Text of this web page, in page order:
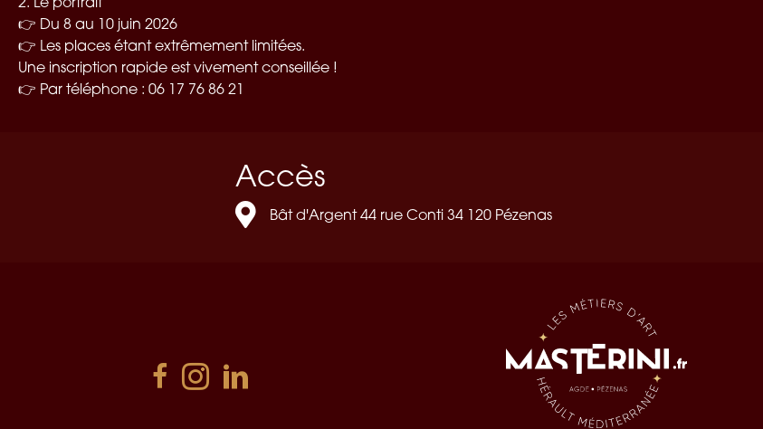
👉 Du 8 au 10 juin 2026
👉 Les places étant extrêmement limitées.
Une inscription rapide est vivement conseillée !
👉 Par téléphone : 06 17 76 86 21
Accès
Bât d'Argent 44 rue Conti 34 120 Pézenas